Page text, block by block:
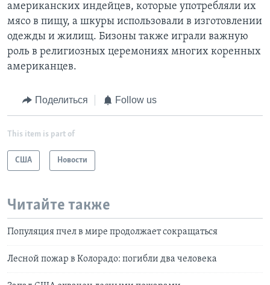
американских индейцев, которые употребляли их
мясо в пищу, а шкуры использовали в изготовлении
одежды и жилищ. Бизоны также играли важную
роль в религиозных церемониях многих коренных
американцев.
Поделиться Follow us
This item is part of
США Новости
Читайте также
Популяция пчел в мире продолжает сокращаться
Лесной пожар в Колорадо: погибли два человека